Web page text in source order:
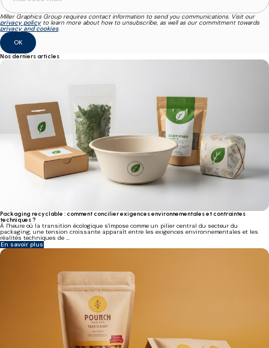
Miller Graphics Group requires contact information to send you communications. Visit our
privacy policyto learn more about how to unsubscribe, as well as our commitment towards
privacy and cookies.
Nos derniers articles
Packaging recyclable : comment concilier exigences environnementales et contraintes
techniques ?
À l'heure où la transition écologique s'impose comme un pilier central du secteur du
packaging, une tension croissante apparaît entre les exigences environnementales et les
réalités techniques de ...
En savoir plus